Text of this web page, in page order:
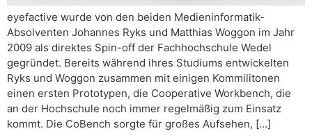
eyefactive wurde von den beiden Medieninformatik-
Absolventen Johannes Ryks und Matthias Woggon im Jahr
2009 als direktes Spin-off der Fachhochschule Wedel
gegründet. Bereits während ihres Studiums entwickelten
Ryks und Woggon zusammen mit einigen Kommilitonen
einen ersten Prototypen, die Cooperative Workbench, die
an der Hochschule noch immer regelmäßig zum Einsatz
kommt. Die CoBench sorgte für großes Aufsehen, […]